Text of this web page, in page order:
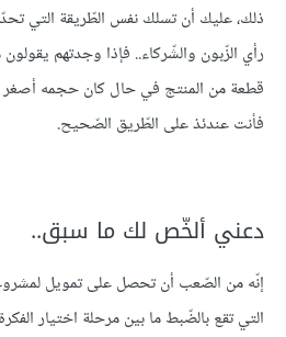
ذلك، عليك أن تسلك نفس الطّريقة التي
رأي الزّبون والشّركاء.. فإذا وجدتهم
فأنت عندئذ على الطّريق الصّحيح.
دعني ألخّص لك ما سبق..
إنّه من الصّعب أن تحصل على تمويل
التي تقع بالضّبط ما بين مرحلة اختيار